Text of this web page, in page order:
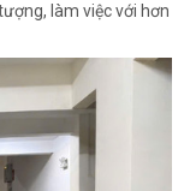
làm việc với hơn